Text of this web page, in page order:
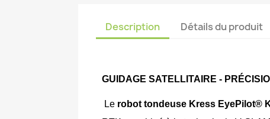
Description Détails du produit
GUIDAGE SATELLITAIRE -
Le robot tondeuse Kress EyePilot®